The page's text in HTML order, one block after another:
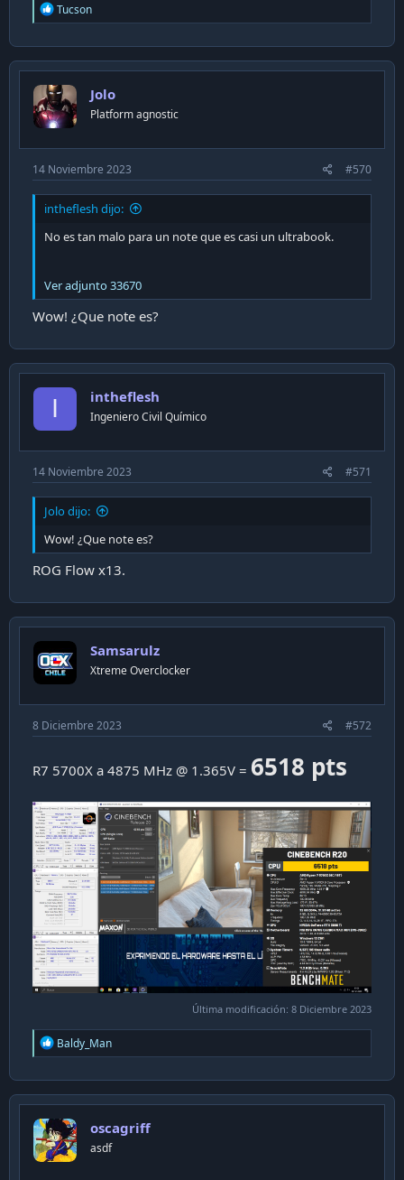
R
e
c
t
o
n
s
Tucson
Jolo
Platform agnostic
14 Noviembre 2023 #570
intheflesh dijo:
No es tan malo para un note que es casi un ultrabook.
Ver adjunto 33670
Wow! ¿Que note es?
I intheflesh
Ingeniero Civil Químico
14 Noviembre 2023 #571
Jolo dijo:
Wow! ¿Que note es?
ROG Flow x13.
Samsarulz
Xtreme Overclocker
8 Diciembre 2023 #572
R7 5700X a 4875 MHz @ 1.365V = 6518 pts
Última modificación: 8 Diciembre 2023
R
e
c
t
o
n
s
Baldy_Man
oscagriff
asdf